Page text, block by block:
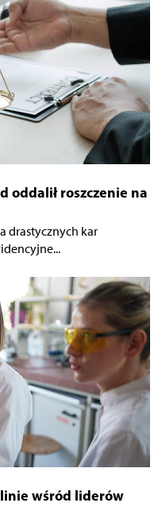
oddalił roszczenie na
drastycznych kar
wśród liderów